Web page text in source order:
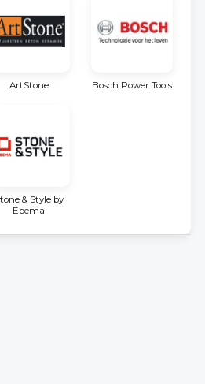
ArtStone Bosch Power Tools
& Style by
Ebema